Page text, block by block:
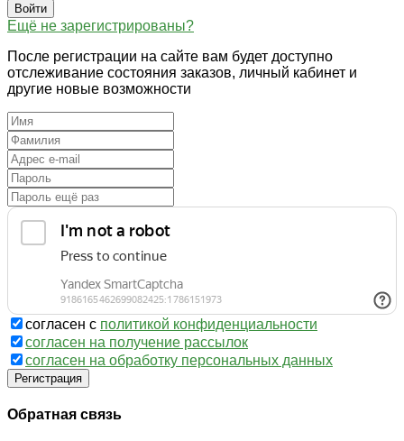
Войти
Ещё не зарегистрированы?
После регистрации на сайте вам будет доступно
отслеживание состояния заказов, личный кабинет и
другие новые возможности
согласен с политикой конфиденциальности
согласен на получение рассылок
согласен на обработку персональных данных
Регистрация
Обратная связь